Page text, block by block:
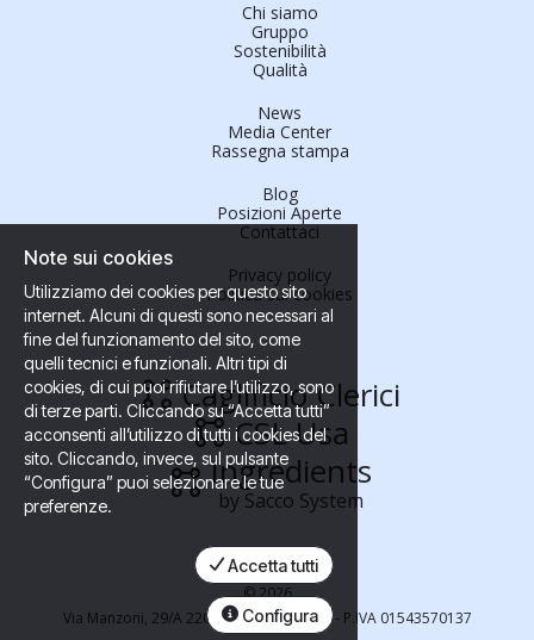
Chi siamo
Gruppo
Sostenibilità
Qualità
News
Media Center
Rassegna stampa
Blog
Posizioni Aperte
Contattaci
Privacy policy
Politica sui cookies
Caglificio Clerici
CSL Usa
Ingredients
by Sacco System
©2026
Via Manzoni, 29/A 22071 Cadorago (Co) - P.IVA 01543570137
Note sui cookies
Utilizziamo dei cookies per questo sito
internet. Alcuni di questi sono necessari al
fine del funzionamento del sito, come
quelli tecnici e funzionali. Altri tipi di
cookies, di cui puoi rifiutare l’utilizzo, sono
di terze parti. Cliccando su “Accetta tutti”
acconsenti all’utilizzo di tutti i cookies del
sito. Cliccando, invece, sul pulsante
“Configura” puoi selezionare le tue
preferenze.
Accetta tutti
Configura